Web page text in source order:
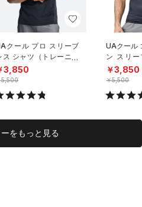
クール プロ スリーブ
ス シャツ（トレーニン
/MEN）
3,850
5,500
UAクール
ン スリ
（トレー
￥3,850
￥5,500
をもっと見る